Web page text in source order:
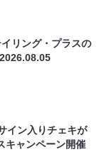
リング・プラスの
2026.08.05
イン入りチェキが
キャンペーン開催